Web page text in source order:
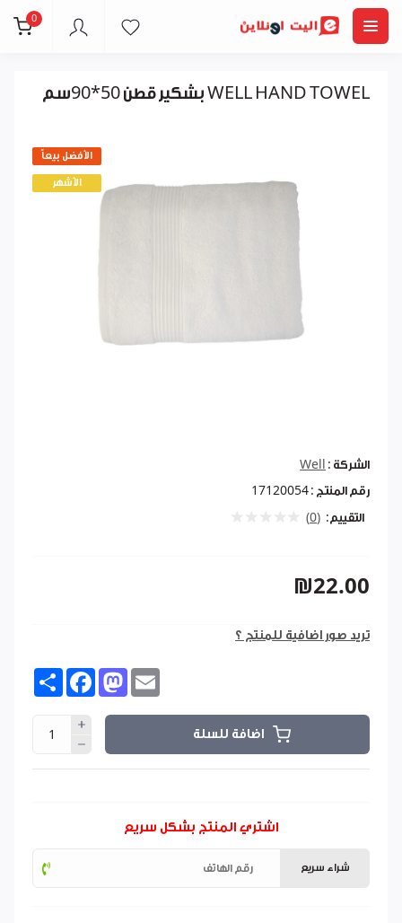
0
بشكير قطن 50*90سم WELL HAND TOWEL
الأفضل بيعاً
الأشهر
الشركة :
Well
رقم المنتج : 17120054
التقييم: (0)
₪22.00
تريد صور اضافية للمنتج ؟
Share FacebookMastodon
اضافة للسلة
اشتري المنتج بشكل سريع
شراء سريع